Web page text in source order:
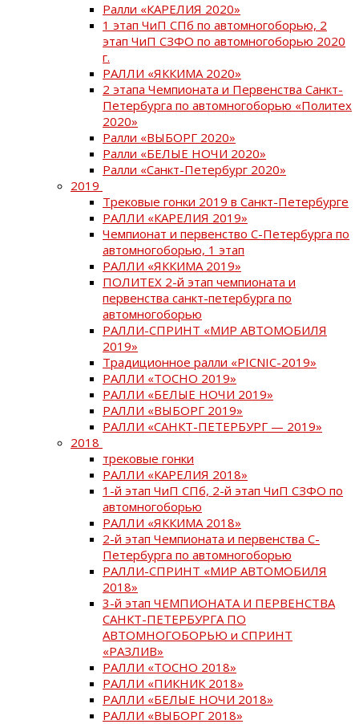
Ралли «КАРЕЛИЯ 2020»
1 этап ЧиП СПб по автомногоборью, 2
этап ЧиП СЗФО по автомногоборью 2020
г.
РАЛЛИ «ЯККИМА 2020»
2 этапа Чемпионата и Первенства Санкт-
Петербурга по автомногоборью «Политех
2020»
Ралли «ВЫБОРГ 2020»
Ралли «БЕЛЫЕ НОЧИ 2020»
Ралли «Санкт-Петербург 2020»
2019
Трековые гонки 2019 в Санкт-Петербурге
РАЛЛИ «КАРЕЛИЯ 2019»
Чемпионат и первенство С-Петербурга по
автомногоборью, 1 этап
РАЛЛИ «ЯККИМА 2019»
ПОЛИТЕХ 2-й этап чемпионата и
первенства санкт-петербурга по
автомногоборью
РАЛЛИ-СПРИНТ «МИР АВТОМОБИЛЯ
2019»
Традиционное ралли «PICNIC-2019»
РАЛЛИ «ТОСНО 2019»
РАЛЛИ «БЕЛЫЕ НОЧИ 2019»
РАЛЛИ «ВЫБОРГ 2019»
РАЛЛИ «САНКТ-ПЕТЕРБУРГ — 2019»
2018
трековые гонки
РАЛЛИ «КАРЕЛИЯ 2018»
1-й этап ЧиП СПб, 2-й этап ЧиП СЗФО по
автомногоборью
РАЛЛИ «ЯККИМА 2018»
2-й этап Чемпионата и первенства С-
Петербурга по автомногоборью
РАЛЛИ-СПРИНТ «МИР АВТОМОБИЛЯ
2018»
3-й этап ЧЕМПИОНАТА И ПЕРВЕНСТВА
САНКТ-ПЕТЕРБУРГА ПО
АВТОМНОГОБОРЬЮ и СПРИНТ
«РАЗЛИВ»
РАЛЛИ «ТОСНО 2018»
РАЛЛИ «ПИКНИК 2018»
РАЛЛИ «БЕЛЫЕ НОЧИ 2018»
РАЛЛИ «ВЫБОРГ 2018»